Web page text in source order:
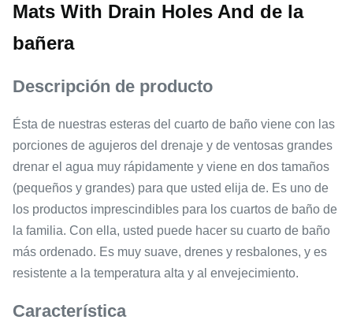
Mats With Drain Holes And de la
bañera
Descripción de producto
Ésta de nuestras esteras del cuarto de baño viene con las
porciones de agujeros del drenaje y de ventosas grandes
drenar el agua muy rápidamente y viene en dos tamaños
(pequeños y grandes) para que usted elija de. Es uno de
los productos imprescindibles para los cuartos de baño de
la familia. Con ella, usted puede hacer su cuarto de baño
más ordenado. Es muy suave, drenes y resbalones, y es
resistente a la temperatura alta y al envejecimiento.
Característica